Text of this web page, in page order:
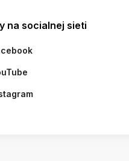
na socialnej sieti